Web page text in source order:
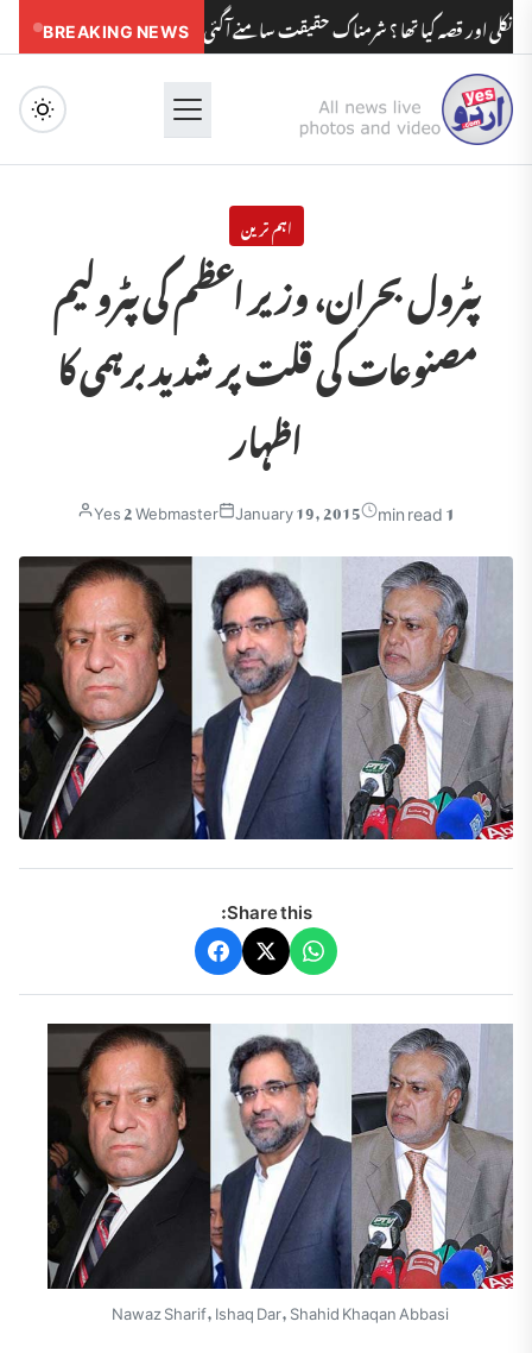
BREAKING NEWS قصہ کیا تھا ؟ شرمناک حقیقت سامنے آگئی مدرسوں کے بچوں کو مولویوں
Menu
اہم ترین
پٹرول بحران، وزیر اعظم کی پٹرولیم
مصنوعات کی قلت پر شدید برہمی کا
اظہار
Yes 2 Webmaster January 19, 2015 1 min read
Share this:
Nawaz Sharif, Ishaq Dar, Shahid Khaqan Abbasi